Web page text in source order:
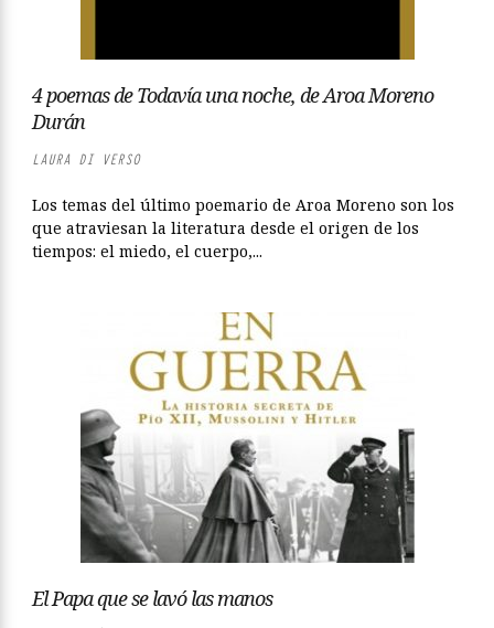
4 poemas de Todavía una noche, de Aroa Moreno
Durán
LAURA DI VERSO
Los temas del último poemario de Aroa Moreno son los
que atraviesan la literatura desde el origen de los
tiempos: el miedo, el cuerpo,...
El Papa que se lavó las manos